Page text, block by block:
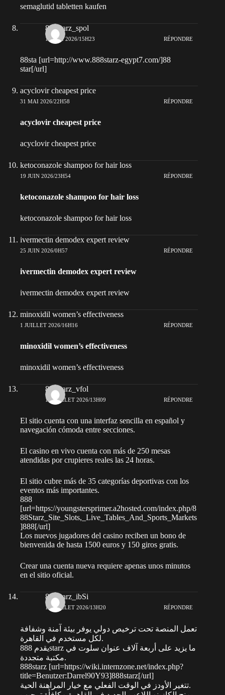
semaglutid tabletten kaufen
888starz_spol
16 MAI 2026/15H23 RÉPONDRE
88sta [url=http://www.888starz-egypt7.com/]88
star[/url]
acyclovir cheapest price
31 MAI 2026/22H58 RÉPONDRE
acyclovir cheapest price
acyclovir cheapest price
ketoconazole shampoo for hair loss
19 JUIN 2026/23H54 RÉPONDRE
ketoconazole shampoo for hair loss
ketoconazole shampoo for hair loss
ivermectin demodex expert review
25 JUIN 2026/0H57 RÉPONDRE
ivermectin demodex expert review
ivermectin demodex expert review
minoxidil women’s effectiveness
1 JUILLET 2026/16H16 RÉPONDRE
minoxidil women’s effectiveness
minoxidil women’s effectiveness
888starz_vfol
10 JUILLET 2026/13H09 RÉPONDRE
El sitio cuenta con una interfaz sencilla en español y
navegación cómoda entre secciones.
El casino en vivo cuenta con más de 250 mesas
atendidas por crupieres reales las 24 horas.
El sitio cubre más de 35 categorías deportivas con los
eventos más importantes.
888
[url=https://youngstersprimer.a2hosted.com/index.php/8
88Starz_Site_Slots,_Live_Tables_And_Sports_Markets
]888[/url]
Los nuevos jugadores del casino reciben un bono de
bienvenida de hasta 1500 euros y 150 giros gratis.
Crear una cuenta nueva requiere apenas unos minutos
en el sitio oficial.
888starz_ibSi
10 JUILLET 2026/13H20 RÉPONDRE
تعمل المنصة تحت ترخيص دولي يوفر بيئة آمنة وشفافة
لكل مستخدم في القاهرة.
يقدم 888starz ما يزيد على أربعة آلاف عنوان سلوت في
مكتبة متجددة.
888starz [url=https://wiki.internzone.net/index.php?
title=Benutzer:Darrel90Y93]888starz[/url]
تتغير الأودز في الوقت الفعلي مع خيار المراهنة الحية.